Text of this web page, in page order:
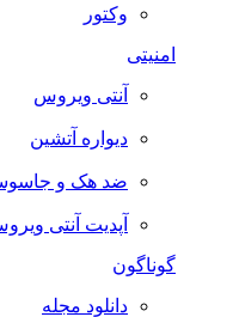
وکتور
آنتی ویروس
دیواره آتشین
ضد هک و جاسوسی
آپدیت آنتی ویروس
گوناگون
دانلود مجله